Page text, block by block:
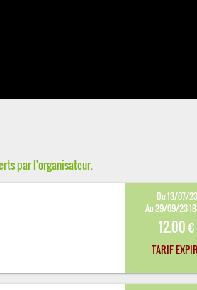
par l'organisateur.
Du 13/07/23
Au 29/09/23
12.00 €
TARIF